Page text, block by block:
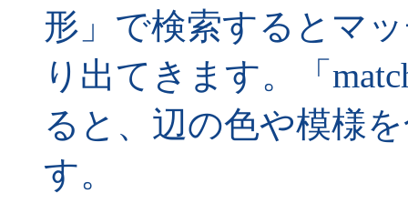
形」で検索するとマ
り出てきます。「
ると、辺の色や模様
す。